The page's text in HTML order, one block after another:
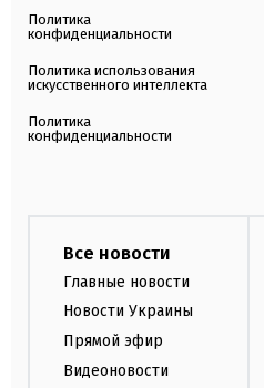
Политика
конфиденциальности
Политика использования
искусственного интеллекта
Политика
конфиденциальности
Все новости
Главные новости
Новости Украины
Прямой эфир
Видеоновости